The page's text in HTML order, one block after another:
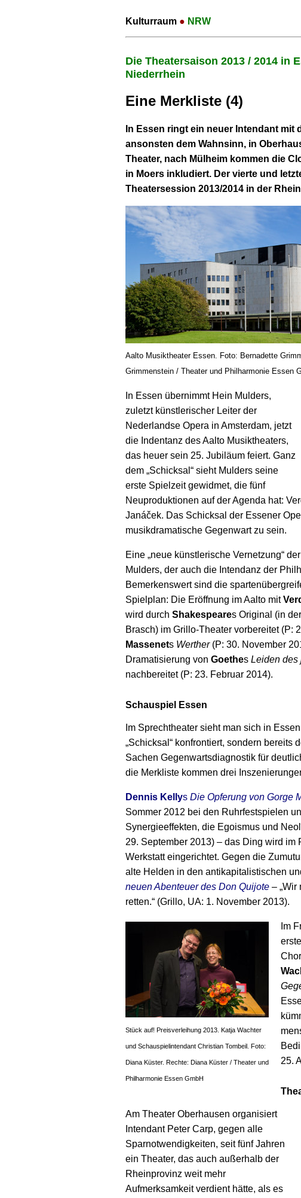
Kulturraum ● NRW
Die Theatersaison 2013 / 2014 in
Niederrhein
Eine Merkliste (4)
In Essen ringt ein neuer Intendant mit
ansonsten dem Wahnsinn, in
Theater, nach Mülheim kommen die
in Moers inkludiert. Der vierte und
Theatersession 2013/2014 in der
Aalto Musiktheater Essen. Foto: Bernadette
Grimmenstein / Theater und Philharmonie Essen
In Essen übernimmt Hein Mulders,
zuletzt künstlerischer Leiter der
Nederlandse Opera in Amsterdam, jetzt
die Indentanz des Aalto Musiktheaters,
das heuer sein 25. Jubiläum feiert. Ganz
dem „Schicksal“ sieht Mulders seine
erste Spielzeit gewidmet, die fünf
Neuproduktionen auf der Agenda hat:
Janáček. Das Schicksal der Essener
musik­dramatische Gegenwart zu sein.
Eine „neue künstlerische Vernetzung“
Mulders, der auch die Intendanz der
Bemerkenswert sind die
Spielplan: Die Eröffnung im Aalto mit
wird durch Shakespeares Original (in
Brasch) im Grillo-Theater vorbereitet (P:
Massenets Werther(P: 30. November
Dramatisierung von Goethes Leiden des
nachbereitet (P: 23. Februar 2014).
Schauspiel Essen
Im Sprechtheater sieht man sich in
„Schicksal“ konfrontiert, sondern bereits
Sachen Gegenwartsdiagnostik für
die Merkliste kommen drei
Dennis Kellys Die Opferung von Gorge
Sommer 2012 bei den Ruhrfestspielen
Synergieeffekten, die Egoismus und
29. September 2013) – das Ding wird
Werkstatt eingerichtet. Gegen die
alte Helden in den antikapitalistischen
neuen Abenteuer des Don Quijote – „Wir
retten.“ (Grillo, UA: 1. November 2013).
Stück auf! Preisverleihung 2013. Katja Wachter
und Schauspielintendant Christian Tombeil. Foto:
Diana Küster. Rechte: Diana Küster / Theater und
Philharmonie Essen GmbH
Im
25.
Am Theater Oberhausen organisiert
Intendant Peter Carp, gegen alle
Sparnotwendigkeiten, seit fünf Jahren
ein Theater, das auch außerhalb der
Rheinprovinz weit mehr
Aufmerksamkeit verdient hätte, als es